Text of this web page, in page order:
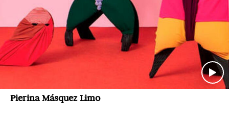
Pierina Másquez Limo